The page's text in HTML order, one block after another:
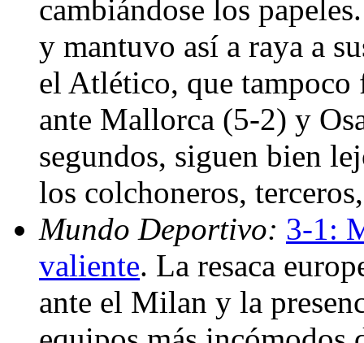
cambiándose los
y mantuvo así a raya a
el Atlético, que tampoco
ante Mallorca (5-2) y
segundos, siguen bien
los colchoneros,
Mundo Deportivo: 3-1:
valiente. La resaca
ante el Milan y la